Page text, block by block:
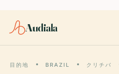
Audiala
目的地 BRAZIL クリチバ